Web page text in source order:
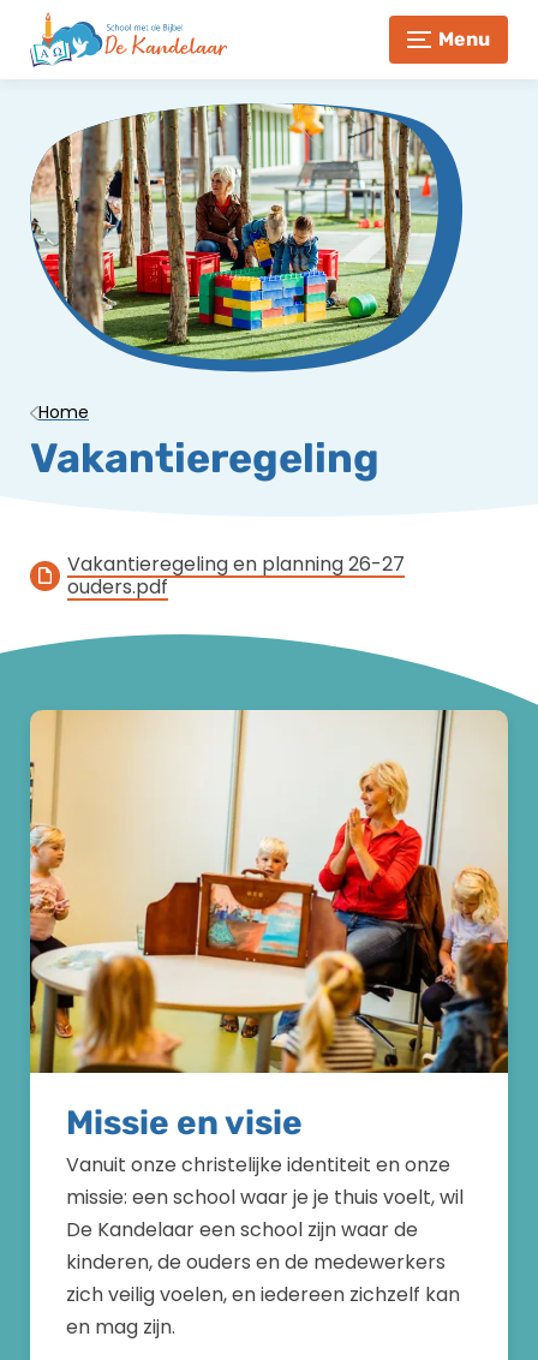
Menu
Home
Vakantieregeling
Vakantieregeling en planning 26-27
ouders.pdf
Missie en visie
Vanuit onze christelijke identiteit en onze
missie: een school waar je je thuis voelt, wil
De Kandelaar een school zijn waar de
kinderen, de ouders en de medewerkers
zich veilig voelen, en iedereen zichzelf kan
en mag zijn.